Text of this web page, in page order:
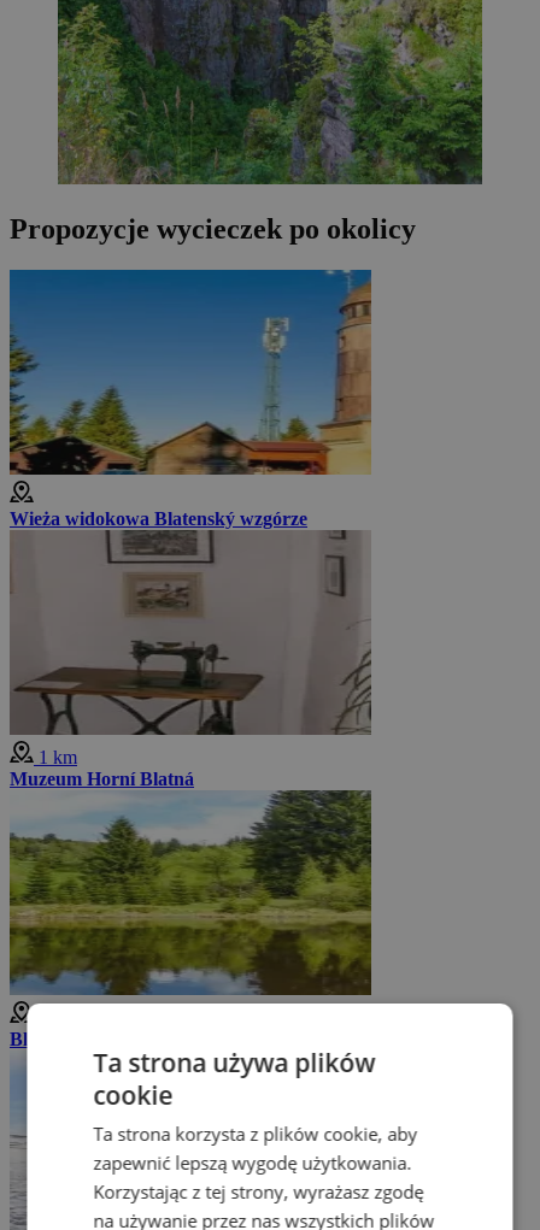
Propozycje wycieczek po okolicy
Wieża widokowa Blatenský wzgórze
1 km
Muzeum Horní Blatná
Blatenský vrch
Ta strona używa plików
cookie
Ta strona korzysta z plików cookie, aby
zapewnić lepszą wygodę użytkowania.
Korzystając z tej strony, wyrażasz zgodę
na używanie przez nas wszystkich plików